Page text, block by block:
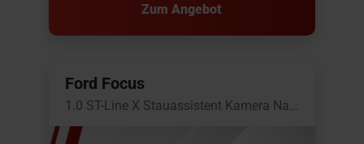
Zum Angebot
Ford Focus
1.0 ST-Line X Stauassistent Kamera Navi